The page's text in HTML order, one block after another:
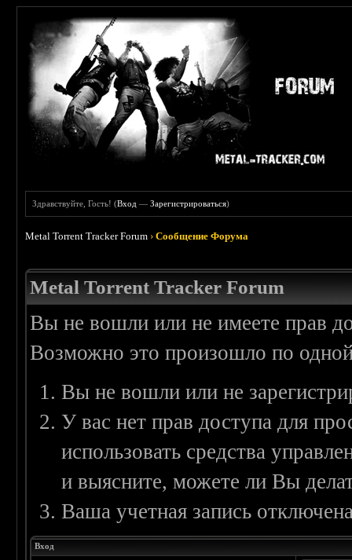
Здравствуйте, Гость! (Вход —Зарегистрироваться)
Metal Torrent Tracker Forum ›Сообщение Форума
Metal Torrent Tracker Forum
Вы не вошли или не имеете прав
Возможно это произошло по
Вы не вошли или не
У вас нет прав доступа для
использовать средства
и выясните, можете ли Вы
Ваша учетная запись
Вход